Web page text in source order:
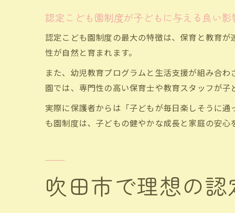
認定こども園制度が子どもに与える良い影
認定こども園制度の最大の特徴は、保育と教育
性が自然と育まれます。
また、幼児教育プログラムと生活支援が組み合
園では、専門性の高い保育士や教育スタッフが子
実際に保護者からは「子どもが毎日楽しそうに
も園制度は、子どもの健やかな成長と家庭の安心
吹田市で理想の